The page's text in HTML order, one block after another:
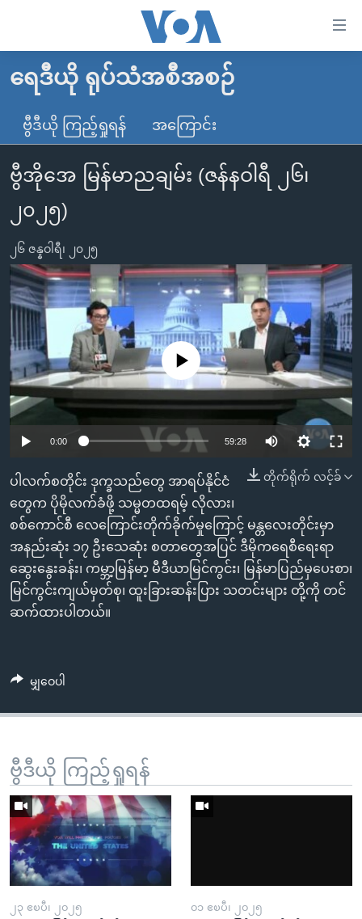
လွယ်ကူ
သည့်
Link
များ
ပင်မ
သို့
ကျော်
ကြည့်
ပင်မ
အ
ညွန်း
စာမျက်နှာ
ကြည့်
ရန်
ရှာဖွေ
ရန်
နေရာ
သို့
ကျော်
မူလစာမျက်နှာ
မြန်မာ
ကမ္ဘာ့သတင်းများ
နိုင်ငံတကာ
အမေရိကန်
အစ္စရေး-ပါလက်စတိုင်း
ဗွီဒီယို
သတင်းလွတ်လပ်ခွင့်
ရပ်ဝန်းတခု လမ်းတခု အလွန်
အင်္ဂလိပ်စာလေ့လာမယ်
အမေရိကန်သုံးအီဒီယံ
မကြေးမုံရဲ့ အင်္ဂလိပ်စာ
ရုပ်ရှင်ထဲက အင်္ဂလိပ်စာ
သုတပဒေသာ အင်္ဂလိပ်စာ
အပတ်စဉ်ကဏ္ဍများ
ရေဒီယို
တီဗွီ
ရေဒီယိုနှင့်ရုပ်သံ အချက်အလက်များ
ရေဒီယို/တီဗွီအစီအစဉ်
Learning English
ဗွီအိုအေ လူမှုကွန်ယက်များ
ဘာသာစကားများ
ရေဒီယို ရုပ်သံအစီအစဉ်
ဗွီဒီယို ကြည့်ရှုရန် အကြောင်း
ဗွီအိုအေ မြန်မာညချမ်း (ဇန်နဝါရီ ၂၆၊
၂၀၂၅)
၂၆ ဇန္နဝါရီ၊ ၂၀၂၅
Auto 240p 360p 480p
720p 1080p
No media source currently available
0:00 59:28
240p
480p
720p
1080p
တိုက်ရိုက် လင့်ခ်
ပါလက်စတိုင်း ဒုက္ခသည်တွေ အာရပ်နိုင်ငံ
တွေက ပိုမိုလက်ခံဖို့ သမ္မတထရမ့် လိုလား၊
စစ်ကောင်စီ လေကြောင်းတိုက်ခိုက်မှုကြောင့် မန္တလေးတိုင်းမှာ
အနည်းဆုံး ၁၇ ဦးသေဆုံး စတာတွေအပြင် ဒီမိုကရေစီရေးရာ
ဆွေးနွေးခန်း၊ ကမ္ဘာ့မြန်မာ့ မီဒီယာမြင်ကွင်း၊ မြန်မာပြည်မှပေးစာ၊
မြင်ကွင်းကျယ်မှတ်စု၊ ထူးခြားဆန်းပြား သတင်းများ တို့ကို တင်
ဆက်ထားပါတယ်။
မျှဝေပါ
ဗွီဒီယို ကြည့်ရှုရန်
၂၃ ဧၿပီ၊ ၂၀၂၅ ၀၁ ဧၿပီ၊ ၂၀၂၅